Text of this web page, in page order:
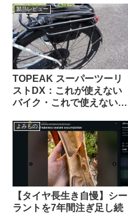
製品レビュー
TOPEAK スーパーツーリ
ストDX：これが使えない
バイク・これで使えないバ
思えるほど万能なリアラッ
クの優等生
よみもの
【タイヤ長生き自慢】シー
ラントを7年間注ぎ足し続